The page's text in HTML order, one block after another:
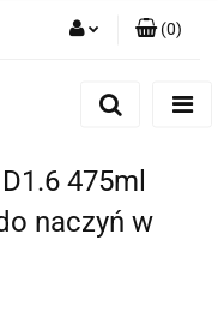
(0)
475ml
naczyń w